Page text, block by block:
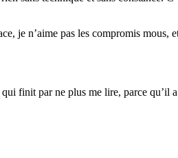
je n’aime pas les compromis mous,
finit par ne plus me lire, parce qu’il